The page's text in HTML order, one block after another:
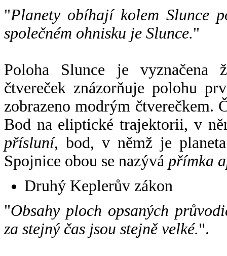
"Planety obíhají kolem Slunce
společném ohnisku je Slunce."
Poloha Slunce je vyznačena
čtvereček znázorňuje polohu
zobrazeno modrým čtverečkem.
Bod na eliptické trajektorii, v
přísluní, bod, v němž je
Spojnice obou se nazývá přímka
Druhý Keplerův zákon
"Obsahy ploch opsaných
za stejný čas jsou stejně velké.".